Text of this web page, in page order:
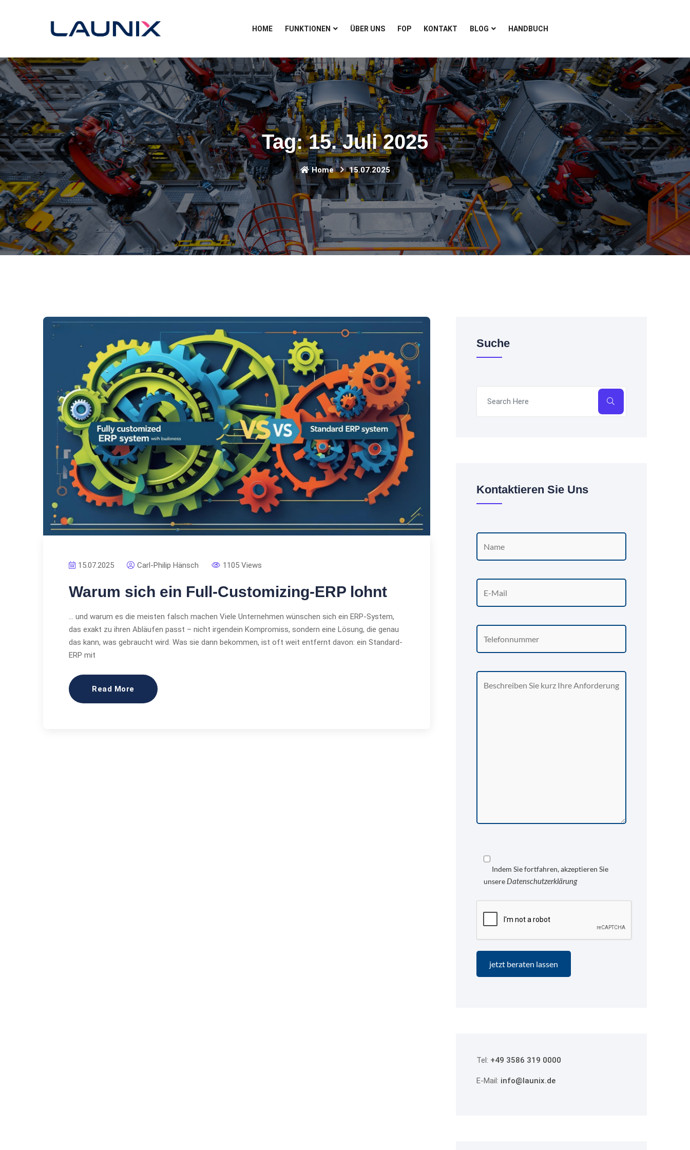
HOME FUNKTIONEN ÜBER UNS FOP KONTAKT BLOG HANDBUCH
Tag:15. Juli 2025
Home 15.07.2025
15.07.2025 Carl-Philip Hänsch 1105 Views
Warum sich ein Full-Customizing-ERP lohnt
… und warum es die meisten falsch machen Viele Unternehmen wünschen sich ein ERP-System,
das exakt zu ihren Abläufen passt – nicht irgendein Kompromiss, sondern eine Lösung, die genau
das kann, was gebraucht wird. Was sie dann bekommen, ist oft weit entfernt davon: ein Standard-
ERP mit
Read More
Suche
Kontaktieren Sie Uns
Indem Sie fortfahren, akzeptieren Sie
unsere Datenschutzerklärung
Tel: +49 3586 319 0000
E-Mail: info@launix.de